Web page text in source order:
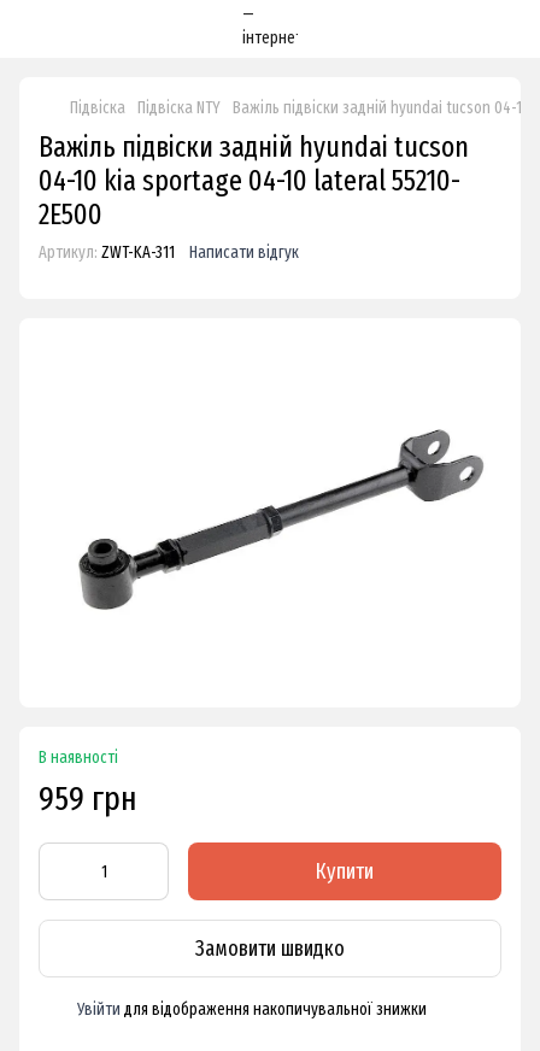
Підвіска Підвіска NTY Важіль підвіски задній hyundai tucson 04-
Важіль підвіски задній hyundai tucson
04-10 kia sportage 04-10 lateral 55210-
2E500
Артикул: ZWT-KA-311 Написати відгук
В наявності
959 грн
Купити
Замовити швидко
Увійти для відображення накопичувальної знижки